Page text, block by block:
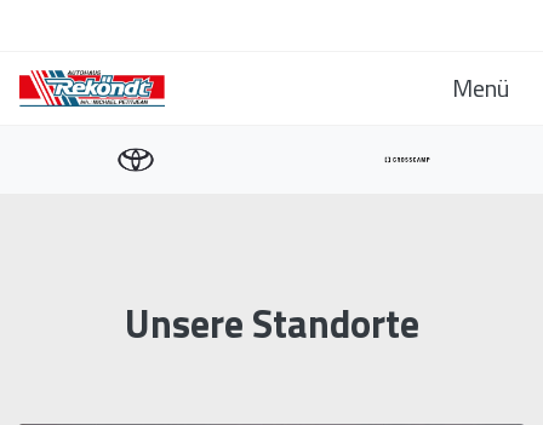
Menü
Unsere Standorte